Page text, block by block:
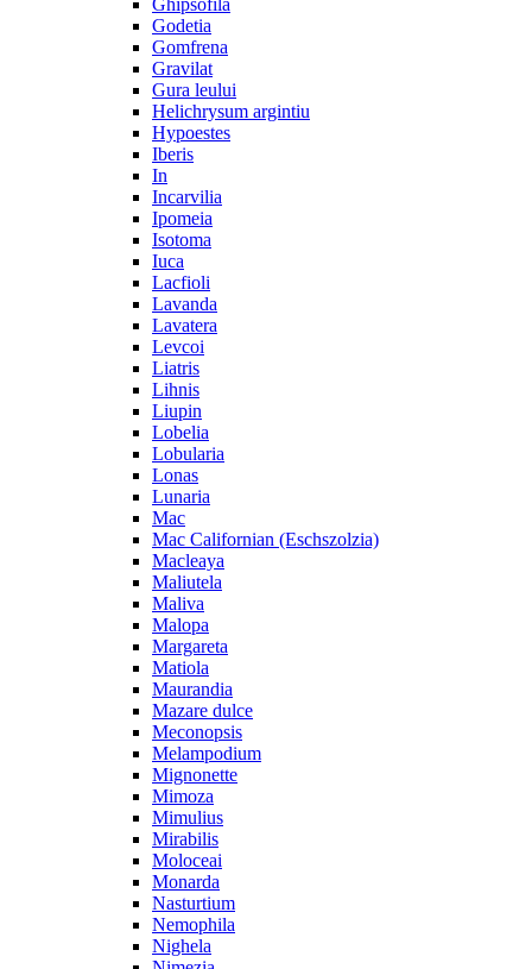
Godetia
Gomfrena
Gravilat
Gura leului
Helichrysum argintiu
Hypoestes
Iberis
In
Incarvilia
Ipomeia
Isotoma
Iuca
Lacfioli
Lavanda
Lavatera
Levcoi
Liatris
Lihnis
Liupin
Lobelia
Lobularia
Lonas
Lunaria
Mac
Mac Californian (Eschszolzia)
Macleaya
Maliutela
Maliva
Malopa
Margareta
Matiola
Maurandia
Mazare dulce
Meconopsis
Melampodium
Mignonette
Mimoza
Mimulius
Mirabilis
Moloceai
Monarda
Nasturtium
Nemophila
Nighela